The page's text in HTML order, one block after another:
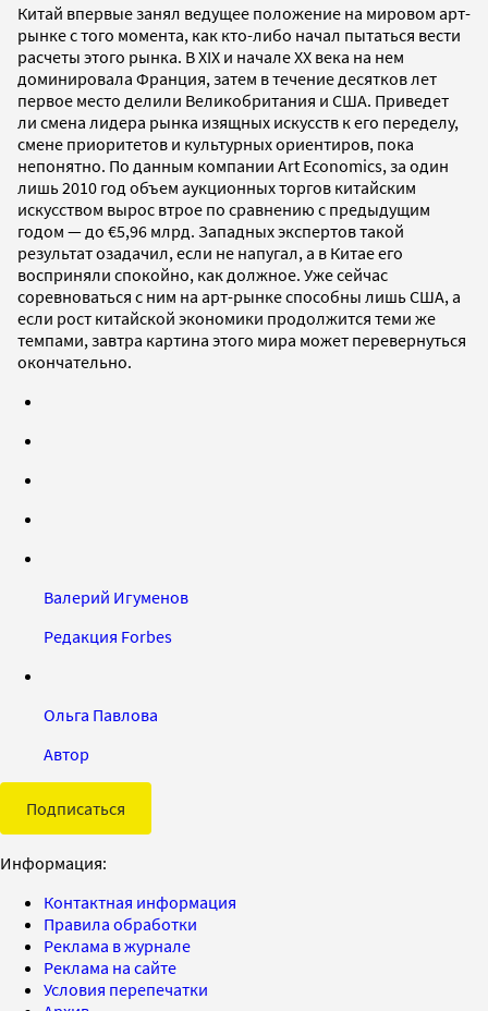
Китай впервые занял ведущее положение на мировом арт-
рынке с того момента, как кто-либо начал пытаться вести
расчеты этого рынка. В XIX и начале XX века на нем
доминировала Франция, затем в течение десятков лет
первое место делили Великобритания и США. Приведет
ли смена лидера рынка изящных искусств к его переделу,
смене приоритетов и культурных ориентиров, пока
непонятно. По данным компании Art Economics, за один
лишь 2010 год объем аукционных торгов китайским
искусством вырос втрое по сравнению с предыдущим
годом — до €5,96 млрд. Западных экспертов такой
результат озадачил, если не напугал, а в Китае его
восприняли спокойно, как должное. Уже сейчас
соревноваться с ним на арт-рынке способны лишь США, а
если рост китайской экономики продолжится теми же
темпами, завтра картина этого мира может перевернуться
окончательно.
Валерий Игуменов
Редакция Forbes
Ольга Павлова
Автор
Подписаться
Информация:
Контактная информация
Правила обработки
Реклама в журнале
Реклама на сайте
Условия перепечатки